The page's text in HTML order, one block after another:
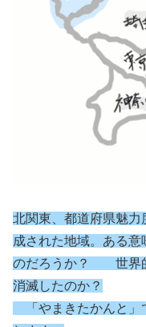
北関東、都道府県魅
成された地域。ある
のだろうか？ 世界的
消滅したのか？
「やまきたかんと」